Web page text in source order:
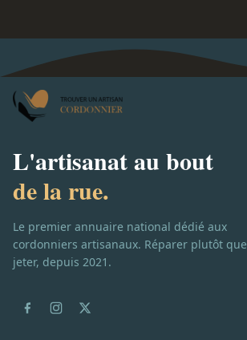
L'artisanat au bout
de la rue.
Le premier annuaire national dédié aux
cordonniers artisanaux. Réparer plutôt que
jeter, depuis 2021.